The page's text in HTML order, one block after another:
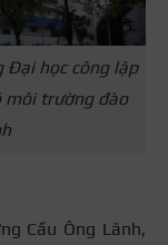
Đại học công lập
môi trường đào
Cầu Ông Lãnh,